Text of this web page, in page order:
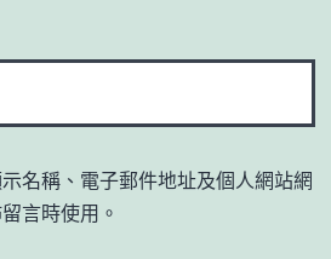
名稱、電子郵件地址及個人網站網
言時使用。